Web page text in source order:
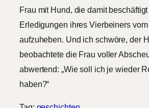
Frau mit Hund, die damit
Erledigungen ihres Vierbeiners
aufzuheben. Und ich schwöre, der
beobachtete die Frau voller
abwertend: „Wie soll ich je wieder
haben?“